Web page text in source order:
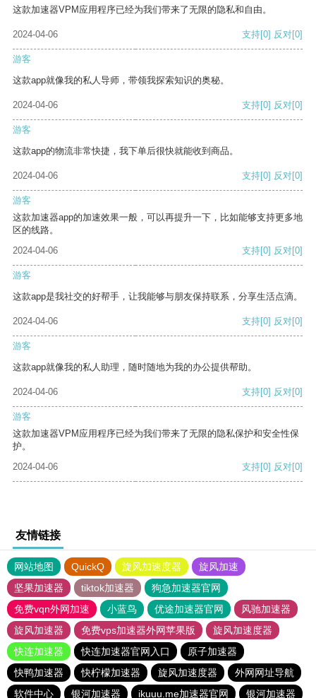
这款加速器VPM应用程序已经为我们带来了无限的隐私和自由。
2024-04-06 支持[0] 反对[0]
游客
这款app就像我的私人导师，带领我探索知识的奥秘。
2024-04-06 支持[0] 反对[0]
游客
这款app的物流非常快捷，我下单后很快就能收到商品。
2024-04-06 支持[0] 反对[0]
游客
这款加速器app的加速效果一般，可以再提升一下，比如能够支持更多地
区的线路。
2024-04-06
支持[0] 反对[0]
游客
这款app是我社交的好帮手，让我能够与朋友保持联系，分享生活点滴。
2024-04-06 支持[0] 反对[0]
游客
这款app就像我的私人助理，随时随地为我的办公提供帮助。
2024-04-06 支持[0] 反对[0]
游客
这款加速器VPM应用程序已经为我们带来了无限的隐私保护和安全性保
护。
2024-04-06
支持[0] 反对[0]
友情链接
网站地图 QuickQ 旋风加速度器
旋风加速
坚果加速器
tiktok加速器
狗急加速器官网
免费vqn外网加速
小蓝鸟 优途加速器官网
风驰加速器
旋风加速器
免费vps加速器外网苹果版
旋风加速度器
快连加速器
快连加速器官网入口
原子加速器
快鸭加速器
快柠檬加速器 旋风加速度器
外网网址导航
软件中心
银河加速器 ikuuu.me加速器官网 银河加速器